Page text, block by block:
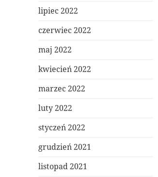
lipiec 2022
czerwiec 2022
maj 2022
kwiecień 2022
marzec 2022
luty 2022
styczeń 2022
grudzień 2021
listopad 2021